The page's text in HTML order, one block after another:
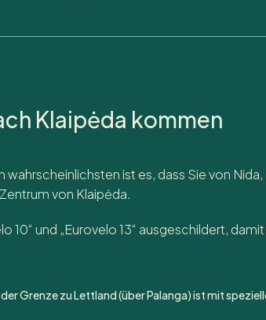
Klaipėda kommen
ist es, dass Sie von
von Klaipėda.
10“ und „Eurovelo 13“ ausgeschildert,
Grenze zu Lettland (über Palanga) ist mit